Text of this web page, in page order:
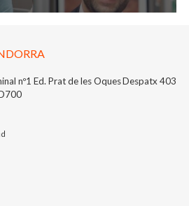
nº1 Ed. Prat de les OquesDespatx 403